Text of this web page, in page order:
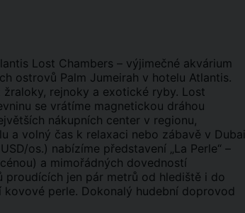
Lost Chambers – výjimečné akvárium
ostrovů Palm Jumeirah v hotelu Atlantis.
rejnoky a exotické ryby. Lost
se vrátíme magnetickou dráhou
nákupních center v regionu,
a volný čas k relaxaci nebo zábavě v Dubai
os.) nabízíme představení „La Perle“ –
a mimořádných dovedností
proudících jen pár metrů od hlediště i do
perle. Dokonalý hudební doprovod